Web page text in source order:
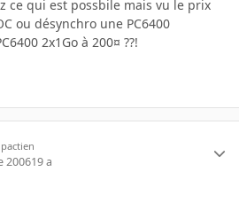
ce qui est possbile mais vu le prix
ou désynchro une PC6400
2x1Go à 200¤ ??!
200619 a